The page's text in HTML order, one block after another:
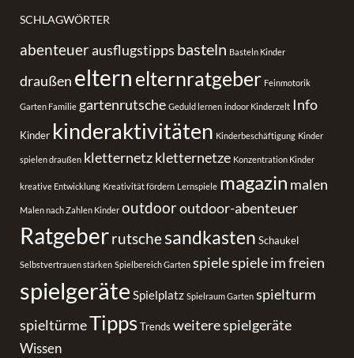
SCHLAGWÖRTER
abenteuerausflugstipps basteln Basteln Kinder
draußen eltern elternratgeber Feinmotorik
Garten Familie gartenrutsche Geduld lernen indoor Kinderzelt Info
Kinder kinderaktivitäten Kinderbeschäftigung Kinder
spielen draußen kletternetzkletternetze Konzentration Kinder
kreative Entwicklung Kreativität fördern Lernspiele magazin malen
Malen nach Zahlen Kinder outdooroutdoor-abenteuer
Ratgeberrutschesandkasten Schaukel
Selbstvertrauen stärken Spielbereich Garten spielespiele im freien
spielgeräte Spielplatz Spielraum Garten spielturm
spieltürmeTippsTrends weitere spielgeräte
Wissen